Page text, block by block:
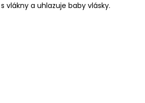
vlákny a uhlazuje baby vlásky.